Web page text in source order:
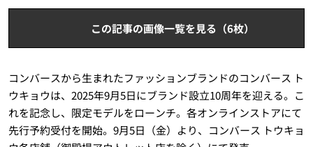
この記事の画像一覧を見る（6枚）
コンバースから生まれたファッションブランドのコンバース ト
ウキョウは、2025年9月5日にブランド設立10周年を迎える。こ
れを記念し、限定モデルをローンチ。各オンラインストアにて
先行予約受付を開始。9月5日（金）より、コンバース トウキョ